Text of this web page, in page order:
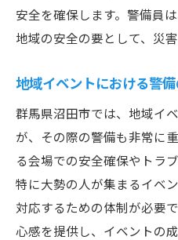
地域の安全への貢献
警備員としての使
安全を確保します。警備員
地域の安全の要として、災
地域イベントにおける警
群馬県沼田市では、地域イ
が、その際の警備も非常に
る会場での安全確保やトラ
特に大勢の人が集まるイベ
対応するための体制が必要
心感を提供し、イベントの